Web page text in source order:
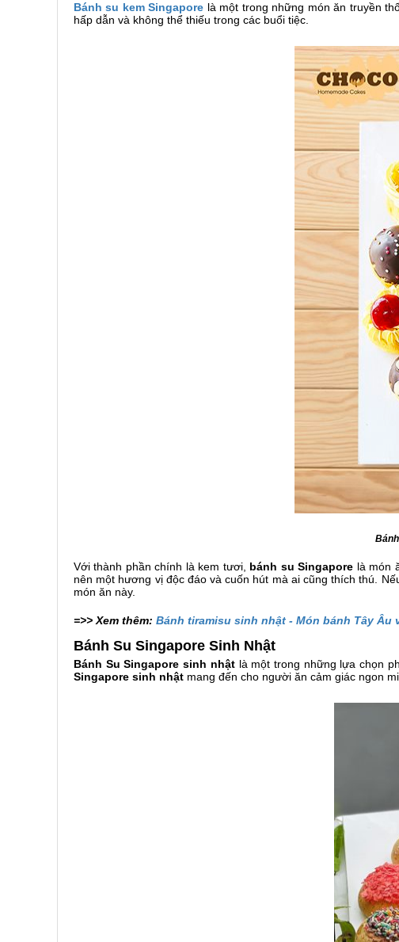
Bánh su kem Singapore là một trong những món ăn truyền
hấp dẫn và không thể thiếu trong các buổi tiệc.
Với thành phần chính là kem tươi, bánh su Singapore là món
nên một hương vị độc đáo và cuốn hút mà ai cũng thích thú.
món ăn này.
=>> Xem thêm: Bánh tiramisu sinh nhật - Món bánh Tây
Bánh Su Singapore Sinh Nhật
Bánh Su Singapore sinh nhật là một trong những lựa chọn
Singapore sinh nhật mang đến cho người ăn cảm giác ngon